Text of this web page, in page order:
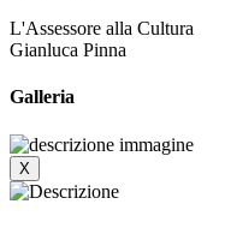
L'Assessore alla Cultura
Gianluca Pinna
Galleria
X